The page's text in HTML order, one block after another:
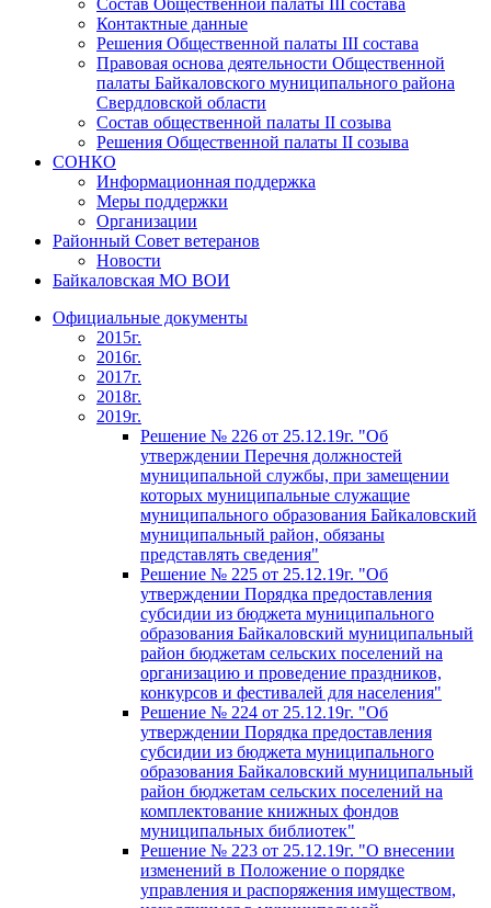
Состав Общественной палаты III состава
Контактные данные
Решения Общественной палаты III состава
Правовая основа деятельности Общественной
палаты Байкаловского муниципального района
Свердловской области
Состав общественной палаты II созыва
Решения Общественной палаты II созыва
СОНКО
Информационная поддержка
Меры поддержки
Организации
Районный Совет ветеранов
Новости
Байкаловская МО ВОИ
Официальные документы
2015г.
2016г.
2017г.
2018г.
2019г.
Решение № 226 от 25.12.19г. "Об
утверждении Перечня должностей
муниципальной службы, при замещении
которых муниципальные служащие
муниципального образования Байкаловский
муниципальный район, обязаны
представлять сведения"
Решение № 225 от 25.12.19г. "Об
утверждении Порядка предоставления
субсидии из бюджета муниципального
образования Байкаловский муниципальный
район бюджетам сельских поселений на
организацию и проведение праздников,
конкурсов и фестивалей для населения"
Решение № 224 от 25.12.19г. "Об
утверждении Порядка предоставления
субсидии из бюджета муниципального
образования Байкаловский муниципальный
район бюджетам сельских поселений на
комплектование книжных фондов
муниципальных библиотек"
Решение № 223 от 25.12.19г. "О внесении
изменений в Положение о порядке
управления и распоряжения имуществом,